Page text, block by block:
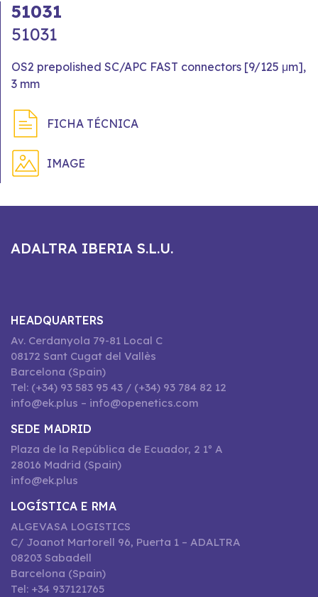
51031
51031
OS2 prepolished SC/APC FAST connectors [9/125 μm],
3 mm
FICHA TÉCNICA
IMAGE
ADALTRA IBERIA S.L.U.
HEADQUARTERS
Av. Cerdanyola 79-81 Local C
08172 Sant Cugat del Vallès
Barcelona (Spain)
Tel: (+34) 93 583 95 43 / (+34) 93 784 82 12
info@ek.plus – info@openetics.com
SEDE MADRID
Plaza de la República de Ecuador, 2 1º A
28016 Madrid (Spain)
info@ek.plus
LOGÍSTICA E RMA
ALGEVASA LOGISTICS
C/ Joanot Martorell 96, Puerta 1 – ADALTRA
08203 Sabadell
Barcelona (Spain)
Tel: +34 937121765